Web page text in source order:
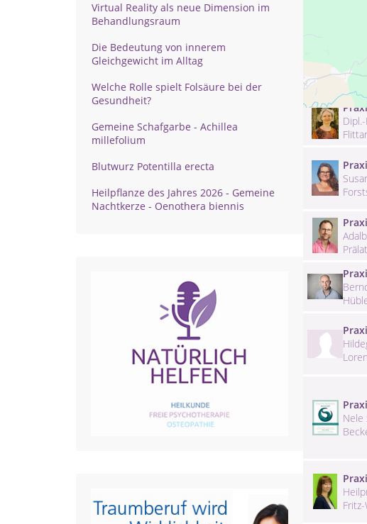
Virtual Reality als neue Dimension im
Behandlungsraum
Die Bedeutung von innerem
Gleichgewicht im Alltag
Welche Rolle spielt Folsäure bei der
Gesundheit?
Gemeine Schafgarbe - Achillea
millefolium
Blutwurz Potentilla erecta
Heilpflanze des Jahres 2026 - Gemeine
Nachtkerze - Oenothera biennis
Elke
Nele